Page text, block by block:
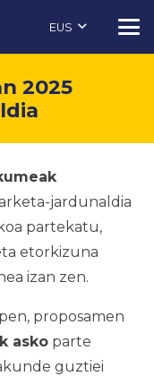
EUS
2025
jardunaldia
partekatu,
etorkizuna
izan zen.
proposamen
asko parte
guztiei